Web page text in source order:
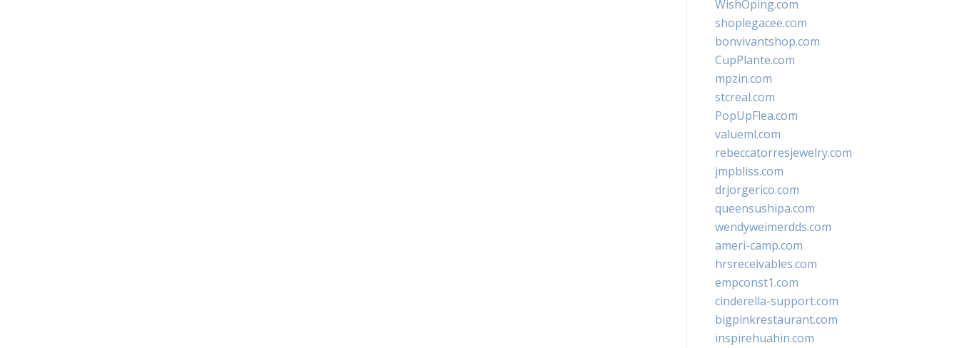
WishOping.com
shoplegacee.com
bonvivantshop.com
CupPlante.com
mpzin.com
stcreal.com
PopUpFlea.com
valueml.com
rebeccatorresjewelry.com
jmpbliss.com
drjorgerico.com
queensushipa.com
wendyweimerdds.com
ameri-camp.com
hrsreceivables.com
empconst1.com
cinderella-support.com
bigpinkrestaurant.com
inspirehuahin.com